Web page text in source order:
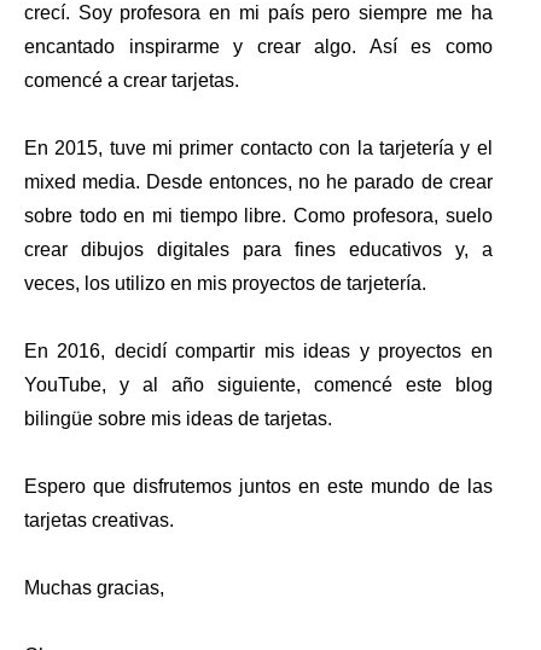
crecí. Soy profesora en mi país pero siempre me ha
encantado inspirarme y crear algo. Así es como
comencé a crear tarjetas.
En 2015, tuve mi primer contacto con la tarjetería y el
mixed media. Desde entonces, no he parado de crear
sobre todo en mi tiempo libre. Como profesora, suelo
crear dibujos digitales para fines educativos y, a
veces, los utilizo en mis proyectos de tarjetería.
En 2016, decidí compartir mis ideas y proyectos en
YouTube, y al año siguiente, comencé este blog
bilingüe sobre mis ideas de tarjetas.
Espero que disfrutemos juntos en este mundo de las
tarjetas creativas.
Muchas gracias,